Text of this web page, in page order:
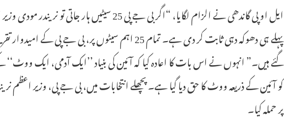
ایل او پی گاندھی نے الزام لگایا، “اگر بی جے پی 25
گئے ہیں۔” انہوں نے اس بات کا اعادہ کیا کہ آئین کی بنیاد ’’ایک آدمی، ایک
کو آئین کے ذریعہ ووٹ کا حق دیا گیا ہے۔ پچھلے انتخابات میں، بی جے پی، وزیر
پر حملہ کیا۔